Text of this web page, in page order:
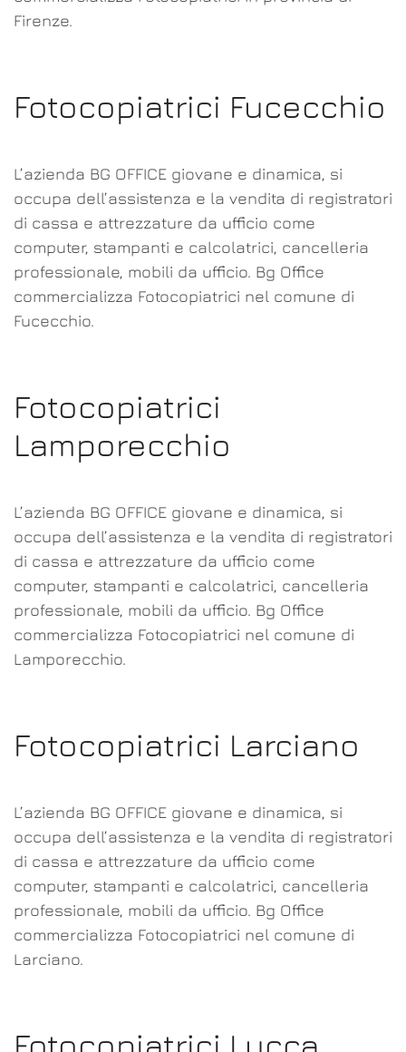
Firenze.
Fotocopiatrici Fucecchio
L’azienda BG OFFICE giovane e dinamica, si
occupa dell’assistenza e la vendita di registratori
di cassa e attrezzature da ufficio come
computer, stampanti e calcolatrici, cancelleria
professionale, mobili da ufficio. Bg Office
commercializza Fotocopiatrici nel comune di
Fucecchio.
Fotocopiatrici
Lamporecchio
L’azienda BG OFFICE giovane e dinamica, si
occupa dell’assistenza e la vendita di registratori
di cassa e attrezzature da ufficio come
computer, stampanti e calcolatrici, cancelleria
professionale, mobili da ufficio. Bg Office
commercializza Fotocopiatrici nel comune di
Lamporecchio.
Fotocopiatrici Larciano
L’azienda BG OFFICE giovane e dinamica, si
occupa dell’assistenza e la vendita di registratori
di cassa e attrezzature da ufficio come
computer, stampanti e calcolatrici, cancelleria
professionale, mobili da ufficio. Bg Office
commercializza Fotocopiatrici nel comune di
Larciano.